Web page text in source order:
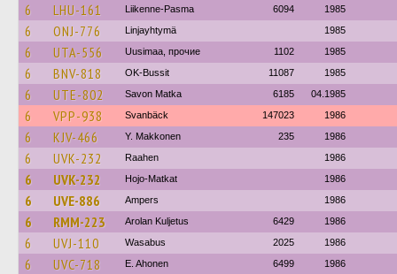
6 LHU-161 Liikenne-Pasma 6094 1985
6 ONJ-776 Linjayhtymä 1985
6 UTA-556 Uusimaa, прочие 1102 1985
6 BNV-818 OK-Bussit 11087 1985
6 UTE-802 Savon Matka 6185 04.1985
6 VPP-938 Svanbäck 147023 1986
6 KJV-466 Y. Makkonen 235 1986
6 UVK-232 Raahen 1986
6 UVK-232 Hojo-Matkat 1986
6 UVE-886 Ampers 1986
6 RMM-223 Arolan Kuljetus 6429 1986
6 UVJ-110 Wasabus 2025 1986
6 UVC-718 E. Ahonen 6499 1986